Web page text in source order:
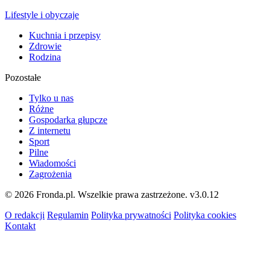
Lifestyle i obyczaje
Kuchnia i przepisy
Zdrowie
Rodzina
Pozostałe
Tylko u nas
Różne
Gospodarka głupcze
Z internetu
Sport
Pilne
Wiadomości
Zagrożenia
© 2026 Fronda.pl. Wszelkie prawa zastrzeżone. v3.0.12
O redakcji Regulamin Polityka prywatności Polityka cookies
Kontakt